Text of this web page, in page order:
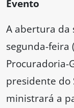
Evento
A abertura da
segunda-feira
Procuradoria-
presidente do
ministrará a